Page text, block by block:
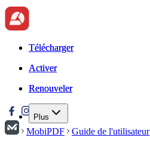
Télécharger
Activer
Renouveler
Plus
Télécharger
Activer
Renouveler
MobiPDF
Guide de l'utilisateur